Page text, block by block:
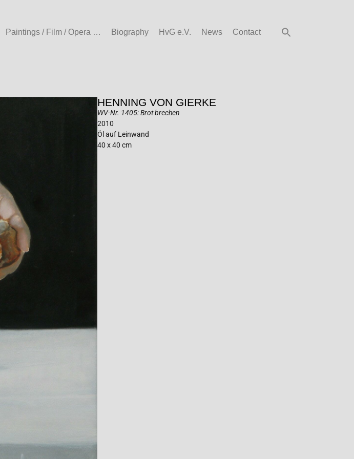
Paintings / Film / Opera … Biography HvG e.V. News Contact
HENNING VON GIERKE
WV-Nr. 1405: Brot brechen
2010
Öl auf Leinwand
40 x 40 cm